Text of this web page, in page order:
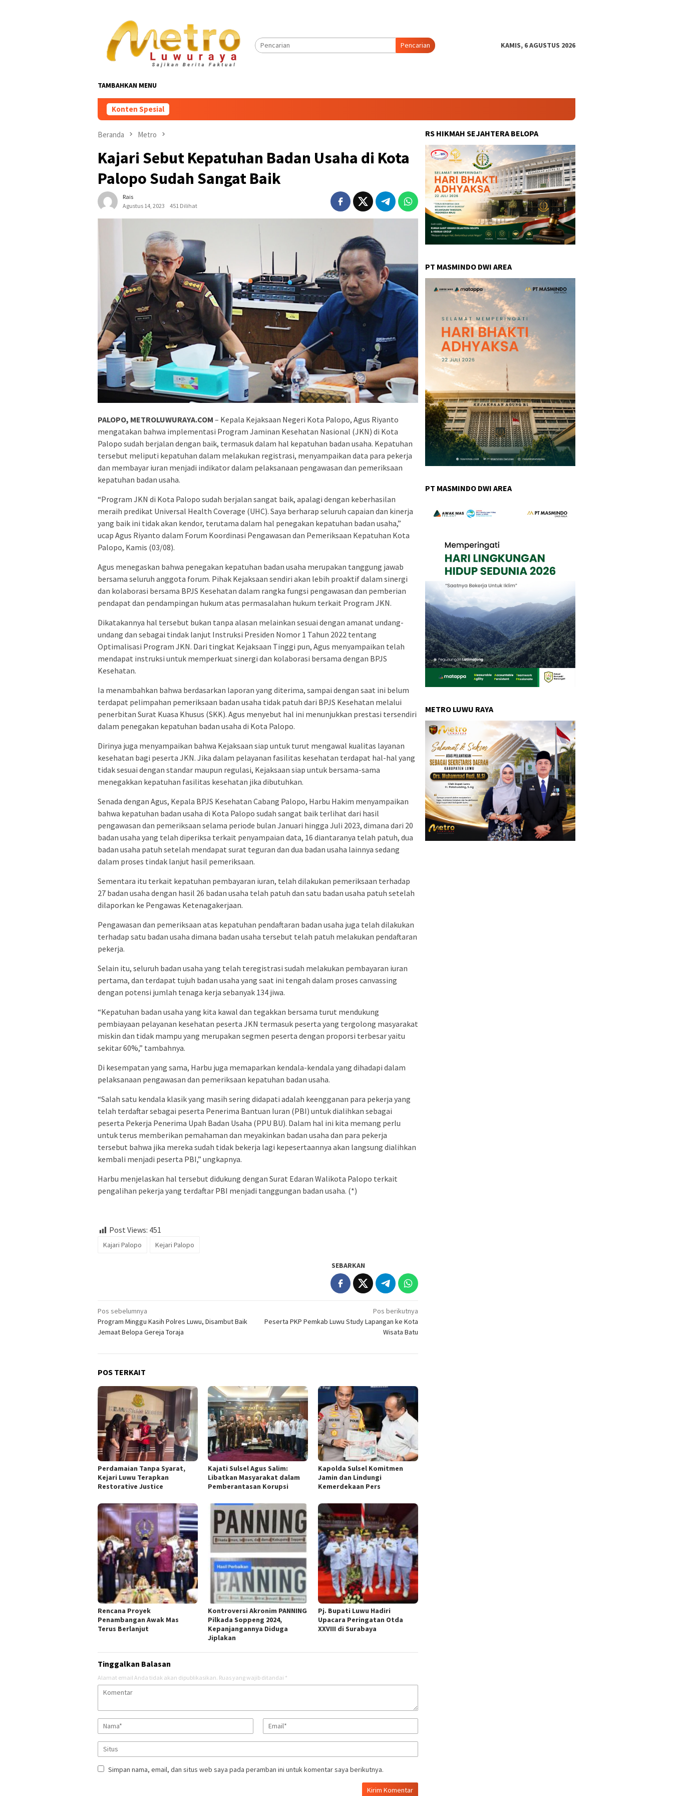
Pencarian KAMIS, 6 AGUSTUS 2026
TAMBAHKAN MENU
Konten Spesial
Beranda Metro
Kajari Sebut Kepatuhan Badan Usaha di Kota
Palopo Sudah Sangat Baik
Rais
Agustus 14, 2023
451 Dilihat
PALOPO, METROLUWURAYA.COM – Kepala Kejaksaan Negeri Kota Palopo, Agus Riyanto
mengatakan bahwa implementasi Program Jaminan Kesehatan Nasional (JKN) di Kota
Palopo sudah berjalan dengan baik, termasuk dalam hal kepatuhan badan usaha. Kepatuhan
tersebut meliputi kepatuhan dalam melakukan registrasi, menyampaikan data para pekerja
dan membayar iuran menjadi indikator dalam pelaksanaan pengawasan dan pemeriksaan
kepatuhan badan usaha.
“Program JKN di Kota Palopo sudah berjalan sangat baik, apalagi dengan keberhasilan
meraih predikat Universal Health Coverage (UHC). Saya berharap seluruh capaian dan kinerja
yang baik ini tidak akan kendor, terutama dalam hal penegakan kepatuhan badan usaha,”
ucap Agus Riyanto dalam Forum Koordinasi Pengawasan dan Pemeriksaan Kepatuhan Kota
Palopo, Kamis (03/08).
Agus menegaskan bahwa penegakan kepatuhan badan usaha merupakan tanggung jawab
bersama seluruh anggota forum. Pihak Kejaksaan sendiri akan lebih proaktif dalam sinergi
dan kolaborasi bersama BPJS Kesehatan dalam rangka fungsi pengawasan dan pemberian
pendapat dan pendampingan hukum atas permasalahan hukum terkait Program JKN.
Dikatakannya hal tersebut bukan tanpa alasan melainkan sesuai dengan amanat undang-
undang dan sebagai tindak lanjut Instruksi Presiden Nomor 1 Tahun 2022 tentang
Optimalisasi Program JKN. Dari tingkat Kejaksaan Tinggi pun, Agus menyampaikan telah
mendapat instruksi untuk memperkuat sinergi dan kolaborasi bersama dengan BPJS
Kesehatan.
Ia menambahkan bahwa berdasarkan laporan yang diterima, sampai dengan saat ini belum
terdapat pelimpahan pemeriksaan badan usaha tidak patuh dari BPJS Kesehatan melalui
penerbitan Surat Kuasa Khusus (SKK). Agus menyebut hal ini menunjukkan prestasi tersendiri
dalam penegakan kepatuhan badan usaha di Kota Palopo.
Dirinya juga menyampaikan bahwa Kejaksaan siap untuk turut mengawal kualitas layanan
kesehatan bagi peserta JKN. Jika dalam pelayanan fasilitas kesehatan terdapat hal-hal yang
tidak sesuai dengan standar maupun regulasi, Kejaksaan siap untuk bersama-sama
menegakkan kepatuhan fasilitas kesehatan jika dibutuhkan.
Senada dengan Agus, Kepala BPJS Kesehatan Cabang Palopo, Harbu Hakim menyampaikan
bahwa kepatuhan badan usaha di Kota Palopo sudah sangat baik terlihat dari hasil
pengawasan dan pemeriksaan selama periode bulan Januari hingga Juli 2023, dimana dari 20
badan usaha yang telah diperiksa terkait penyampaian data, 16 diantaranya telah patuh, dua
badan usaha patuh setelah mendapat surat teguran dan dua badan usaha lainnya sedang
dalam proses tindak lanjut hasil pemeriksaan.
Sementara itu terkait kepatuhan pembayaran iuran, telah dilakukan pemeriksaan terhadap
27 badan usaha dengan hasil 26 badan usaha telah patuh dan satu badan usaha patuh setelah
dilaporkan ke Pengawas Ketenagakerjaan.
Pengawasan dan pemeriksaan atas kepatuhan pendaftaran badan usaha juga telah dilakukan
terhadap satu badan usaha dimana badan usaha tersebut telah patuh melakukan pendaftaran
pekerja.
Selain itu, seluruh badan usaha yang telah teregistrasi sudah melakukan pembayaran iuran
pertama, dan terdapat tujuh badan usaha yang saat ini tengah dalam proses canvassing
dengan potensi jumlah tenaga kerja sebanyak 134 jiwa.
“Kepatuhan badan usaha yang kita kawal dan tegakkan bersama turut mendukung
pembiayaan pelayanan kesehatan peserta JKN termasuk peserta yang tergolong masyarakat
miskin dan tidak mampu yang merupakan segmen peserta dengan proporsi terbesar yaitu
sekitar 60%,” tambahnya.
Di kesempatan yang sama, Harbu juga memaparkan kendala-kendala yang dihadapi dalam
pelaksanaan pengawasan dan pemeriksaan kepatuhan badan usaha.
“Salah satu kendala klasik yang masih sering didapati adalah keengganan para pekerja yang
telah terdaftar sebagai peserta Penerima Bantuan Iuran (PBI) untuk dialihkan sebagai
peserta Pekerja Penerima Upah Badan Usaha (PPU BU). Dalam hal ini kita memang perlu
untuk terus memberikan pemahaman dan meyakinkan badan usaha dan para pekerja
tersebut bahwa jika mereka sudah tidak bekerja lagi kepesertaannya akan langsung dialihkan
kembali menjadi peserta PBI,” ungkapnya.
Harbu menjelaskan hal tersebut didukung dengan Surat Edaran Walikota Palopo terkait
pengalihan pekerja yang terdaftar PBI menjadi tanggungan badan usaha. (*)
Post Views: 451
Kajari Palopo Kejari Palopo
SEBARKAN
Navigasi
pos
Pos sebelumnya
Program Minggu Kasih Polres Luwu, Disambut Baik
Jemaat Belopa Gereja Toraja
Pos berikutnya
Peserta PKP Pemkab Luwu Study Lapangan ke Kota
Wisata Batu
POS TERKAIT
Perdamaian Tanpa Syarat,
Kejari Luwu Terapkan
Restorative Justice
Kajati Sulsel Agus Salim:
Libatkan Masyarakat dalam
Pemberantasan Korupsi
Kapolda Sulsel Komitmen
Jamin dan Lindungi
Kemerdekaan Pers
Rencana Proyek
Penambangan Awak Mas
Terus Berlanjut
Kontroversi Akronim PANNING
Pilkada Soppeng 2024,
Kepanjangannya Diduga
Jiplakan
Pj. Bupati Luwu Hadiri
Upacara Peringatan Otda
XXVIII di Surabaya
Tinggalkan Balasan
Alamat email Anda tidak akan dipublikasikan. Ruas yang wajib ditandai *
Simpan nama, email, dan situs web saya pada peramban ini untuk komentar saya berikutnya.
RS HIKMAH SEJAHTERA BELOPA
PT MASMINDO DWI AREA
PT MASMINDO DWI AREA
METRO LUWU RAYA